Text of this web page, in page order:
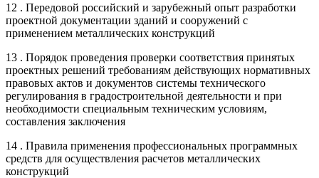
12 . Передовой российский и зарубежный опыт разработки
проектной документации зданий и сооружений с
применением металлических конструкций
13 . Порядок проведения проверки соответствия принятых
проектных решений требованиям действующих нормативных
правовых актов и документов системы технического
регулирования в градостроительной деятельности и при
необходимости специальным техническим условиям,
составления заключения
14 . Правила применения профессиональных программных
средств для осуществления расчетов металлических
конструкций